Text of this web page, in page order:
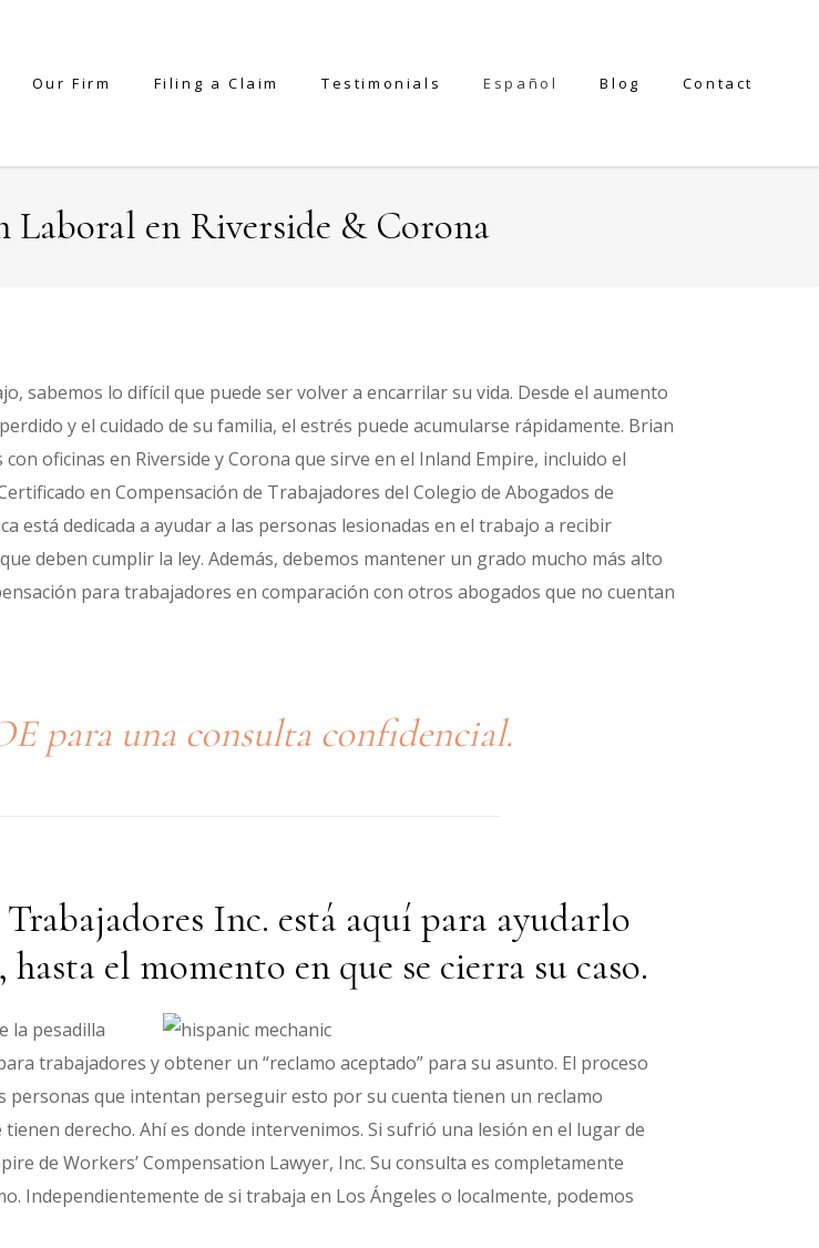
Our Firm Filing a Claim Testimonials Español Blog Contact
Laboral en Riverside & Corona
sabemos lo difícil que puede ser volver a encarrilar su vida. Desde el aumento
y el cuidado de su familia, el estrés puede acumularse rápidamente. Brian
oficinas en Riverside y Corona que sirve en el Inland Empire, incluido el
en Compensación de Trabajadores del Colegio de Abogados de
está dedicada a ayudar a las personas lesionadas en el trabajo a recibir
deben cumplir la ley. Además, debemos mantener un grado mucho más alto
para trabajadores en comparación con otros abogados que no cuentan
para una consulta confidencial.
Inc. está aquí para ayudarlo
el momento en que se cierra su caso.
la pesadilla
trabajadores y obtener un “reclamo aceptado” para su asunto. El proceso
personas que intentan perseguir esto por su cuenta tienen un reclamo
derecho. Ahí es donde intervenimos. Si sufrió una lesión en el lugar de
de Workers’ Compensation Lawyer, Inc. Su consulta es completamente
Independientemente de si trabaja en Los Ángeles o localmente, podemos